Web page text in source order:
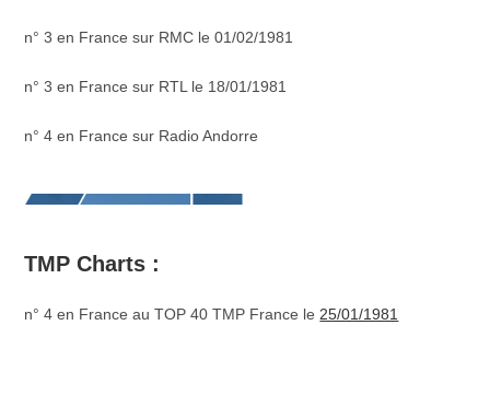
n° 3 en France sur RMC le 01/02/1981
n° 3 en France sur RTL le 18/01/1981
n° 4 en France sur Radio Andorre
TMP Charts :
n° 4 en France au TOP 40 TMP France le 25/01/1981